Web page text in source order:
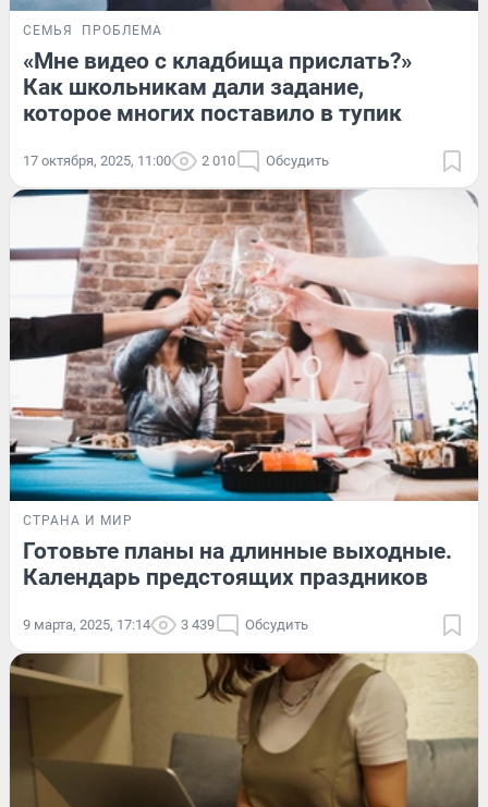
СЕМЬЯ ПРОБЛЕМА
«Мне видео с кладбища прислать?»
Как школьникам дали задание,
которое многих поставило в тупик
17 октября, 2025, 11:00 2 010 Обсудить
СТРАНА И МИР
Готовьте планы на длинные выходные.
Календарь предстоящих праздников
9 марта, 2025, 17:14 3 439 Обсудить